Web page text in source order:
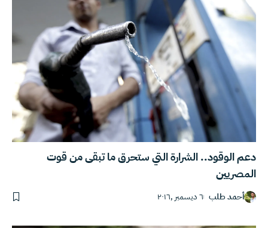
دعم الوقود.. الشرارة التي ستحرق ما تبقى من قوت
المصريين
أحمد طلب ٦ ديسمبر ,٢٠١٦